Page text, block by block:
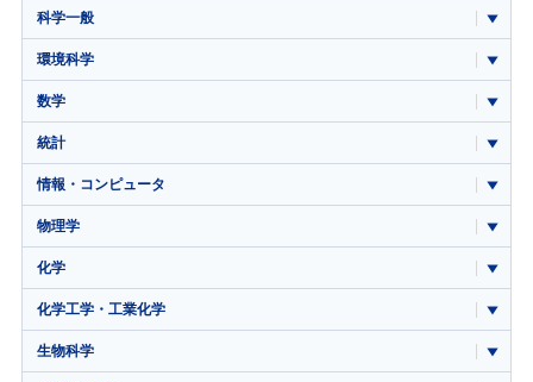
科学一般
環境科学
数学
統計
情報・コンピュータ
物理学
化学
化学工学・工業化学
生物科学